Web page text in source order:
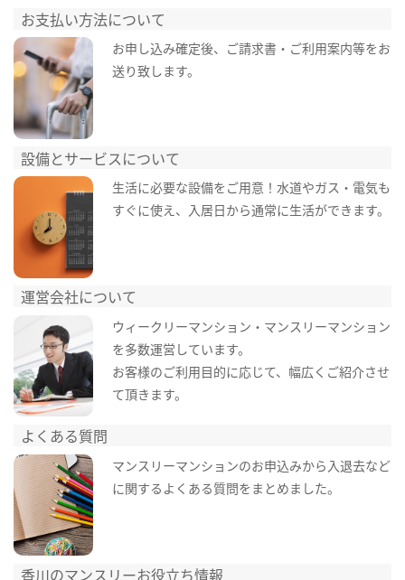
お支払い方法について
お申し込み確定後、ご請求書・ご利用案内等をお
送り致します。
設備とサービスについて
生活に必要な設備をご用意！水道やガス・電気も
すぐに使え、入居日から通常に生活ができます。
運営会社について
ウィークリーマンション・マンスリーマンション
を多数運営しています。
お客様のご利用目的に応じて、幅広くご紹介させ
て頂きます。
よくある質問
マンスリーマンションのお申込みから入退去など
に関するよくある質問をまとめました。
香川のマンスリーお役立ち情報